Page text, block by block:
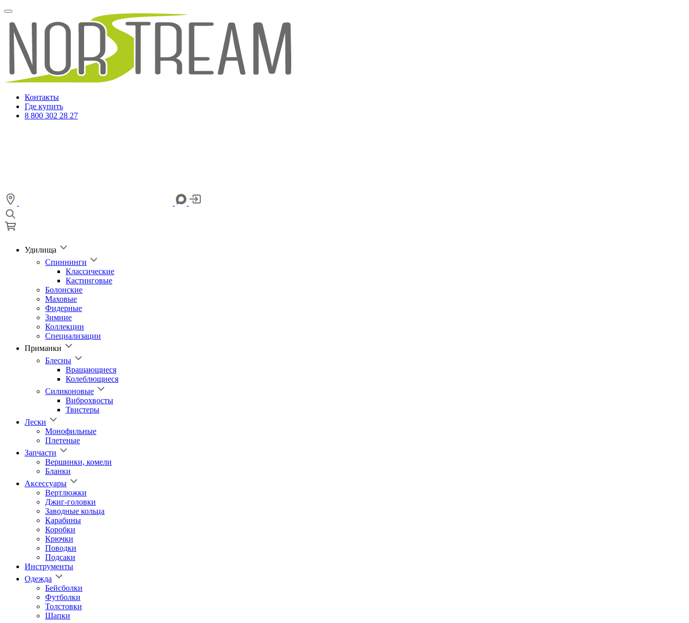
Контакты
Где купить
8 800 302 28 27
Удилища
Спиннинги
Классические
Кастинговые
Болонские
Маховые
Фидерные
Зимние
Коллекции
Специализации
Приманки
Блесны
Вращающиеся
Колеблющиеся
Силиконовые
Виброхвосты
Твистеры
Лески
Монофильные
Плетеные
Запчасти
Вершинки, комели
Бланки
Аксессуары
Вертлюжки
Джиг-головки
Заводные кольца
Карабины
Коробки
Крючки
Поводки
Подсаки
Инструменты
Одежда
Бейсболки
Футболки
Толстовки
Шапки